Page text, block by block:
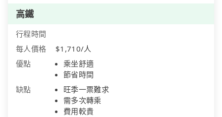
高鐵
行程時間
每人價格
$1,710/人
優點
乘坐舒適
節省時間
缺點
旺季一票難求
需多次轉乘
費用較貴